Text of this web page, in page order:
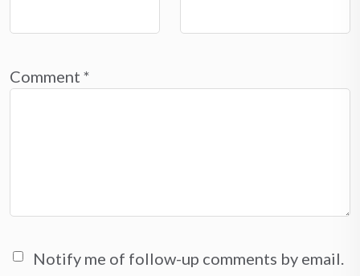
Comment *
Notify me of follow-up comments by email.